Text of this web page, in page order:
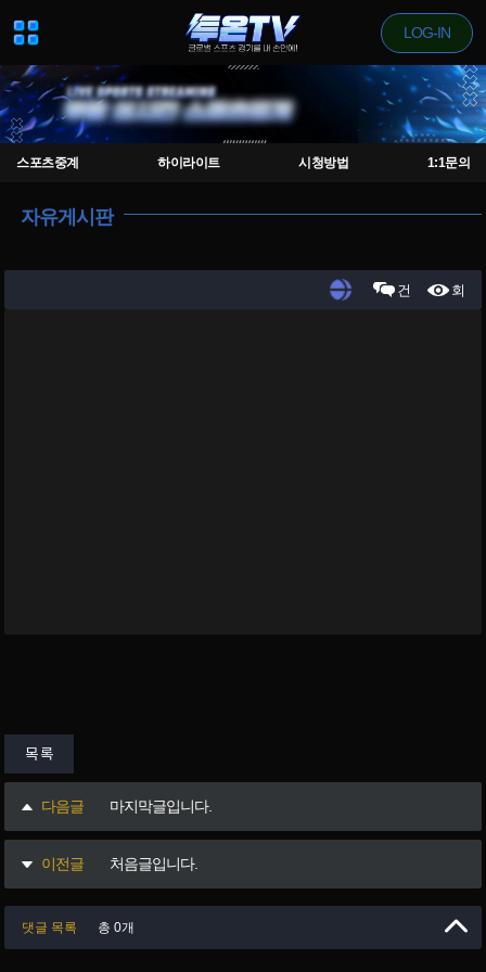
LOG-IN
스포츠중계 하이라이트 시청방법 1:1문의
자유게시판
건 회
목록
다음글 마지막글입니다.
이전글 처음글입니다.
댓글 목록 총 0개